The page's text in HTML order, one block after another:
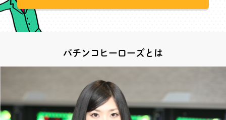
パチンコヒーローズとは